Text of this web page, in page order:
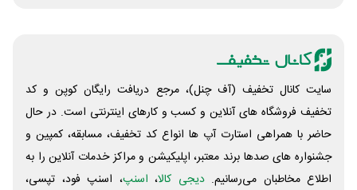
سایت کانال تخفیف (آف چنل)، مرجع دریافت رایگان کوپن و کد
تخفیف فروشگاه های آنلاین و کسب و‌ کارهای اینترنتی است. در حال
حاضر با همراهی استارت آپ ها انواع کد تخفیف، مسابقه، کمپین و
جشنواره های صدها برند معتبر، اپلیکیشن و مراکز خدمات آنلاین را به
اطلاع مخاطبان می‌رسانیم. دیجی کالا، اسنپ، اسنپ فود، تپسی،